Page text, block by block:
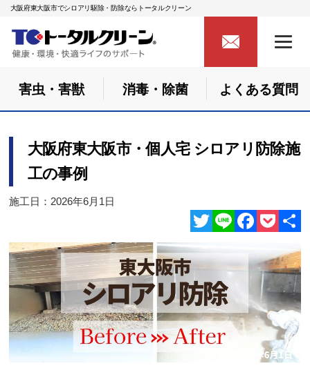
大阪府東大阪市でシロアリ駆除・防除ならトータルクリーン
害虫・害獣 消毒・除菌 よくある質問
大阪府東大阪市・個人宅 シロアリ防除施
工の事例
施工日：2026年6月1日
有